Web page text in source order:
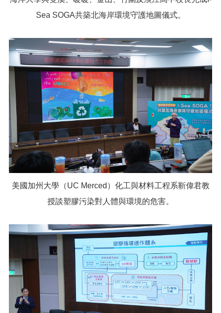
Sea SOGA共築北海岸環境守護地圖儀式。
美國加州大學（UC Merced）化工與材料工程系靳偉君教
授談塑膠污染對人體與環境的危害。